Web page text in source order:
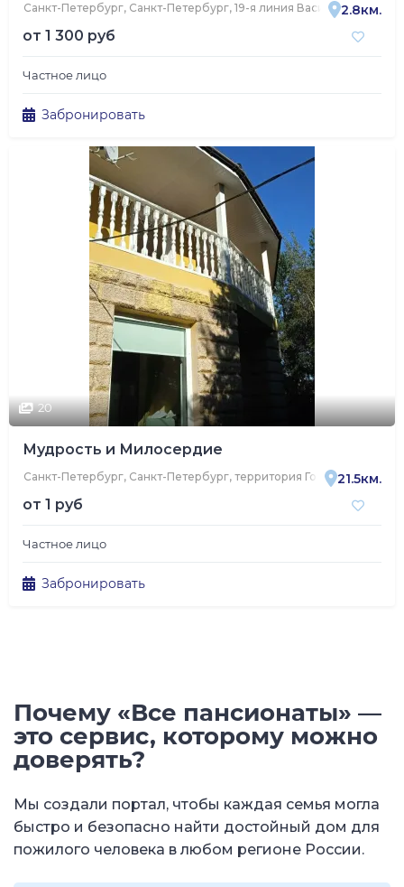
Санкт-Петербург, Санкт-Петербург, 19-я линия Васильевского
2.8км.
от 1 300 руб
Частное лицо
Забронировать
20
Мудрость и Милосердие
Санкт-Петербург, Санкт-Петербург, территория Горелово,
21.5км.
от 1 руб
Частное лицо
Забронировать
Почему «Все пансионаты» —
это сервис, которому можно
доверять?
Мы создали портал, чтобы каждая семья могла
быстро и безопасно найти достойный дом для
пожилого человека в любом регионе России.